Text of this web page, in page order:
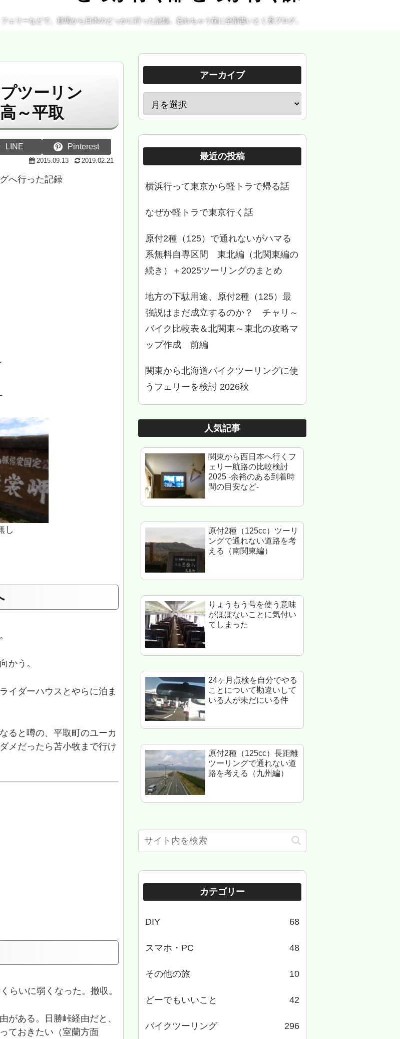
ェリーなどで、群馬から日本のどっかに行った記録。忘れちゃう前に全部書いとく系ブログ。
ツーリン
～平取
LINE Pinterest
2015.09.13 2019.02.21
へ行った記録
し
かう。
イダーハウスとやらに泊ま
ると噂の、平取町のユーカ
メだったら苫小牧まで行け
らいに弱くなった。撤収。
がある。日勝峠経由だと、
ておきたい（室蘭方面
アーカイブ
最近の投稿
横浜行って東京から軽トラで帰る話
なぜか軽トラで東京行く話
原付2種（125）で通れないがハマる
系無料自専区間 東北編（北関東編の
続き）＋2025ツーリングのまとめ
地方の下駄用途、原付2種（125）最
強説はまだ成立するのか？ チャリ～
バイク比較表＆北関東～東北の攻略マ
ップ作成 前編
関東から北海道バイクツーリングに使
うフェリーを検討 2026秋
人気記事
関東から西日本へ行くフ
ェリー航路の比較検討
2025 -余裕のある到着時
間の目安など-
原付2種（125cc）ツーリ
ングで通れない道路を考
える（南関東編）
りょうもう号を使う意味
がほぼないことに気付い
てしまった
24ヶ月点検を自分でやる
ことについて勘違いして
いる人が未だにいる件
原付2種（125cc）長距離
ツーリングで通れない道
路を考える（九州編）
カテゴリー
DIY 68
スマホ・PC 48
その他の旅 10
どーでもいいこと 42
バイクツーリング 296